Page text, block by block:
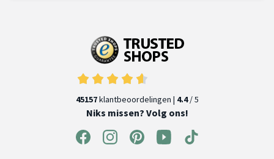
45157klantbeoordelingen | 4.4/ 5
Niks missen? Volg ons!